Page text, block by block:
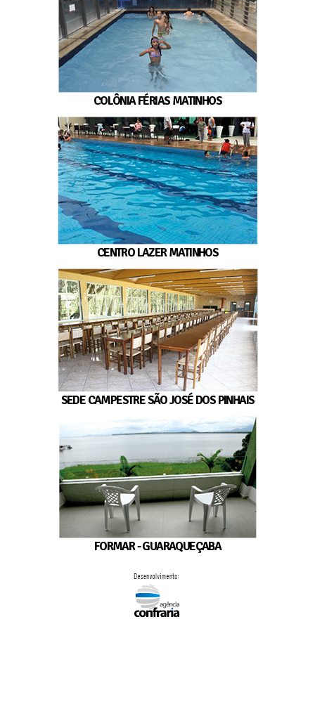
COLÔNIA FÉRIAS MATINHOS
CENTRO LAZER MATINHOS
SEDE CAMPESTRE SÃO JOSÉ DOS PINHAIS
FORMAR - GUARAQUEÇABA